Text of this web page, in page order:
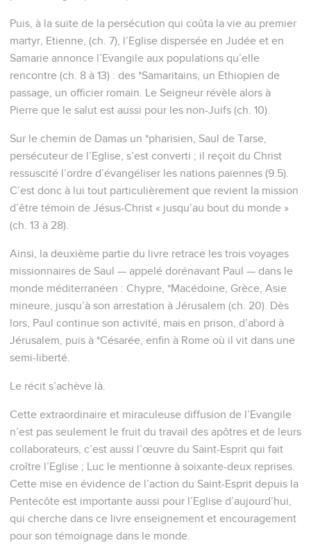
Puis, à la suite de la persécution qui coûta la vie au premier
martyr, Etienne, (ch. 7), l’Eglise dispersée en Judée et en
Samarie annonce l’Evangile aux populations qu’elle
rencontre (ch. 8 à 13) : des *Samaritains, un Ethiopien de
passage, un officier romain. Le Seigneur révèle alors à
Pierre que le salut est aussi pour les non-Juifs (ch. 10).
Sur le chemin de Damas un *pharisien, Saul de Tarse,
persécuteur de l’Eglise, s’est converti ; il reçoit du Christ
ressuscité l’ordre d’évangéliser les nations païennes (9.5).
C’est donc à lui tout particulièrement que revient la mission
d’être témoin de Jésus-Christ « jusqu’au bout du monde »
(ch. 13 à 28).
Ainsi, la deuxième partie du livre retrace les trois voyages
missionnaires de Saul — appelé dorénavant Paul — dans le
monde méditerranéen : Chypre, *Macédoine, Grèce, Asie
mineure, jusqu’à son arrestation à Jérusalem (ch. 20). Dès
lors, Paul continue son activité, mais en prison, d’abord à
Jérusalem, puis à *Césarée, enfin à Rome où il vit dans une
semi-liberté.
Le récit s’achève là.
Cette extraordinaire et miraculeuse diffusion de l’Evangile
n’est pas seulement le fruit du travail des apôtres et de leurs
collaborateurs, c’est aussi l’œuvre du Saint-Esprit qui fait
croître l’Eglise ; Luc le mentionne à soixante-deux reprises.
Cette mise en évidence de l’action du Saint-Esprit depuis la
Pentecôte est importante aussi pour l’Eglise d’aujourd’hui,
qui cherche dans ce livre enseignement et encouragement
pour son témoignage dans le monde.